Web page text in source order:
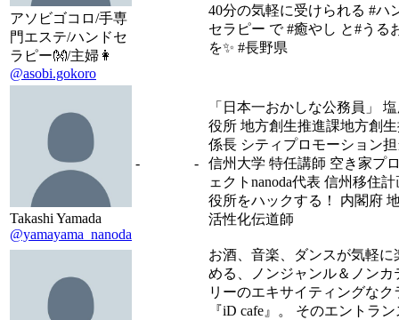
アソビゴコロ/手専
門エステ/ハンドセ
ラピー👐/主婦👩
@asobi.gokoro
40分の気軽に受けられる #ハ
セラピー で #癒やし と#うる
を✨ #長野県
Takashi Yamada
@yamayama_nanoda
- -
「日本一おかしな公務員」
役所 地方創生推進課地方創
係長 シティプロモーション
信州大学 特任講師 空き家プ
ェクトnanoda代表 信州移住
役所をハックする！ 内閣府
活性化伝道師
お酒、音楽、ダンスが気軽に
める、ノンジャンル＆ノンカ
リーのエキサイティングなク
『iD cafe』。 そのエントラ